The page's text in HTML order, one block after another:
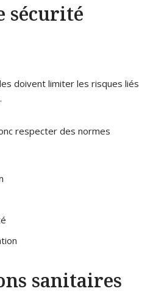
sécurité
doivent limiter les risques liés
respecter des normes
sanitaires